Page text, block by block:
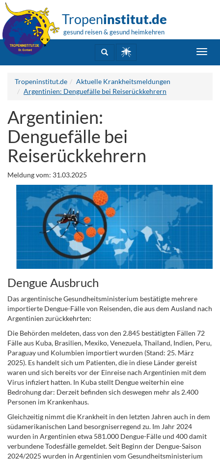
Tropeninstitut.de
gesund reisen & gesund heimkehren
Tropeninstitut.de
Aktuelle Krankheitsmeldungen
Argentinien: Denguefälle bei Reiserückkehrern
Argentinien:
Denguefälle bei
Reiserückkehrern
Meldung vom: 31.03.2025
Dengue Ausbruch
Das argentinische Gesundheitsministerium bestätigte mehrere
importierte Dengue-Fälle von Reisenden, die aus dem Ausland nach
Argentinien zurückkehrten:
Die Behörden meldeten, dass von den 2.845 bestätigten Fällen 72
Fälle aus Kuba, Brasilien, Mexiko, Venezuela, Thailand, Indien, Peru,
Paraguay und Kolumbien importiert wurden (Stand: 25. März
2025). Es handelt sich um Patienten, die in diese Länder gereist
waren und sich bereits vor der Einreise nach Argentinien mit dem
Virus infiziert hatten. In Kuba stellt Dengue weiterhin eine
Bedrohung dar: Derzeit befinden sich deswegen mehr als 2.400
Personen im Krankenhaus.
Gleichzeitig nimmt die Krankheit in den letzten Jahren auch in dem
südamerikanischen Land besorgniserregend zu. Im Jahr 2024
wurden in Argentinien etwa 581.000 Dengue-Fälle und 400 damit
verbundene Todesfälle gemeldet.Seit Beginn der Dengue-Saison
2024/2025 wurden in Argentinien vom Gesundheitsministerium